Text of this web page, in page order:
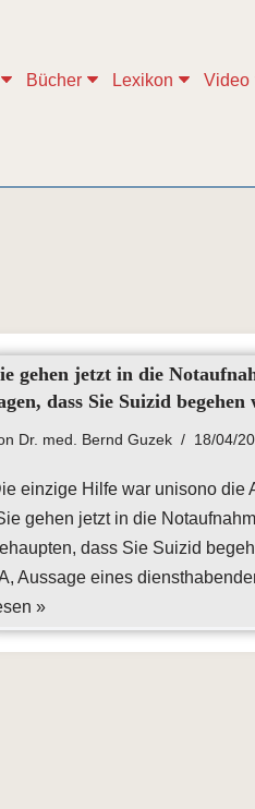
Bücher Lexikon
Video
gehen jetzt in die
dass Sie Suizid begehen
Dr. med. Bernd Guzek 18/04/
einzige Hilfe war unisono die
gehen jetzt in die
dass Sie Suizid
Aussage eines
»